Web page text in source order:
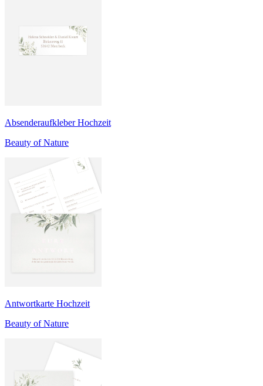
Absenderaufkleber Hochzeit
Beauty of Nature
Antwortkarte Hochzeit
Beauty of Nature